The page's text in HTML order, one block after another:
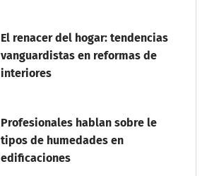
El renacer del hogar: tendencias
vanguardistas en reformas de
interiores
Profesionales hablan sobre le
tipos de humedades en
edificaciones